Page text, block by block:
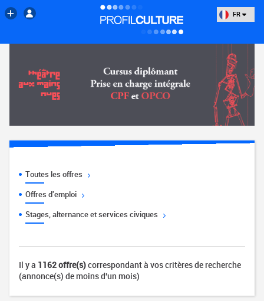
FR
Toutes les offres
Offres d'emploi
Stages, alternance et services civiques
Il y a 1162 offre(s)correspondant à vos critères de recherche
(annonce(s) de moins d'un mois)